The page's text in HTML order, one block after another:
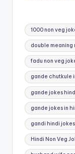
Tags:
1000 non veg
double meaning
fadu non veg
gande chutkule
gande jokes
gande jokes in
gandi hindi jokes
Hindi Non Veg